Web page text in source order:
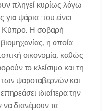
πληγεί κυρίως λόγω
για ψάρια που είναι
Κύπρο. Η σοβαρή
η οποία
οικονομία, καθώς
το κλείσιμο και τη
των ψαροταβερνών και
ιδιαίτερα την
διανέμουν τα